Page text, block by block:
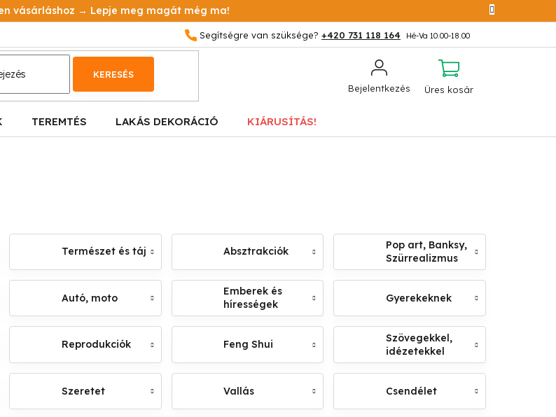
vásárláshoz → Lepje meg magát még ma!
+420 731 118 164
Bejelentkezés
KERESÉS
KOSÁR
Üres kosár
TEREMTÉS LAKÁS DEKORÁCIÓ KIÁRUSÍTÁS!
Természet és táj Absztrakciók
Pop art, Banksy,
Szürrealizmus
Autó, moto
Emberek és
hírességek
Gyerekeknek
Reprodukciók Feng Shui
Szövegekkel,
idézetekkel
Szeretet Vallás Csendélet